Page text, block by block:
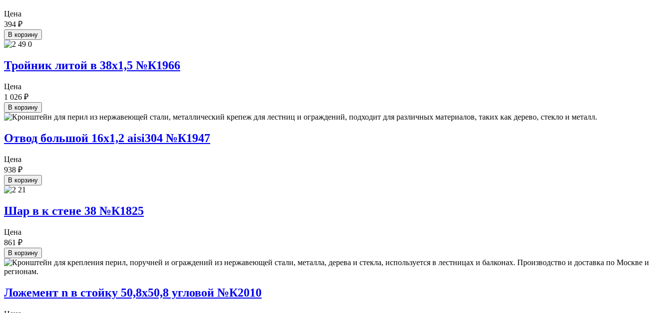
Цена
394 ₽
В корзину
Тройник литой в 38х1,5 №К1966
Цена
1 026 ₽
В корзину
Отвод большой 16х1,2 aisi304 №К1947
Цена
938 ₽
В корзину
Шар в к стене 38 №К1825
Цена
861 ₽
В корзину
Ложемент n в стойку 50,8х50,8 угловой №К2010